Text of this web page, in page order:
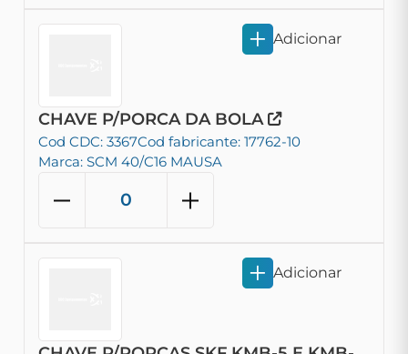
CHAVE P/PORCA DA BOLA
Cod CDC: 3367Cod fabricante: 17762-10
Marca: SCM 40/C16 MAUSA
Adicionar
Adicionar